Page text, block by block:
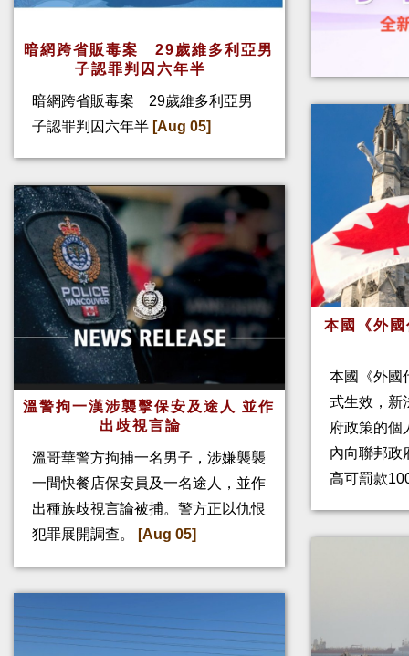
暗網跨省販毒案 29歲維多利亞男
子認罪判囚六年半
暗網跨省販毒案 29歲維多利亞男
子認罪判囚六年半 [Aug 05]
溫警拘一漢涉襲擊保安及途人 並作
出歧視言論
溫哥華警方拘捕一名男子，涉嫌襲襲
一間快餐店保安員及一名途人，並作
出種族歧視言論被捕。警方正以仇恨
犯罪展開調查。
[Aug 05]
本國《外
本國《外國
式生效，新
府政策的個
內向聯邦政
高可罰款